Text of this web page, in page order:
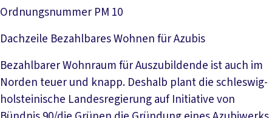
Ordnungsnummer PM 10
Dachzeile Bezahlbares Wohnen für Azubis
Bezahlbarer Wohnraum für Auszubildende ist auch im
Norden teuer und knapp. Deshalb plant die schleswig-
holsteinische Landesregierung auf Initiative von